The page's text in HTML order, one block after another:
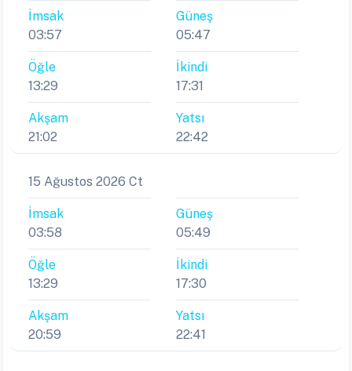
İmsak
03:57
Güneş
05:47
Öğle
13:29
İkindi
17:31
Akşam
21:02
Yatsı
22:42
15 Ağustos 2026 Ct
İmsak
03:58
Güneş
05:49
Öğle
13:29
İkindi
17:30
Akşam
20:59
Yatsı
22:41